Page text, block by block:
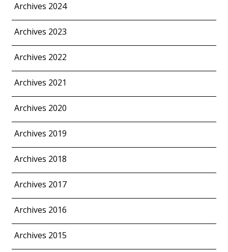
Archives 2024
Archives 2023
Archives 2022
Archives 2021
Archives 2020
Archives 2019
Archives 2018
Archives 2017
Archives 2016
Archives 2015